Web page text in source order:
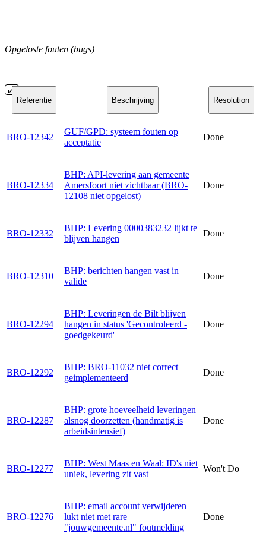
Opgeloste fouten (bugs)
Referentie Beschrijving Resolution
BRO-12342
GUF/GPD: systeem fouten op
acceptatie
Done
BRO-12334
BHP: API-levering aan gemeente
Amersfoort niet zichtbaar (BRO-
12108 niet opgelost)
Done
BRO-12332
BHP: Levering 0000383232 lijkt te
blijven hangen
Done
BRO-12310
BHP: berichten hangen vast in
valide
Done
BRO-12294
BHP: Leveringen de Bilt blijven
hangen in status 'Gecontroleerd -
goedgekeurd'
Done
BRO-12292
BHP: BRO-11032 niet correct
geimplementeerd
Done
BRO-12287
BHP: grote hoeveelheid leveringen
alsnog doorzetten (handmatig is
arbeidsintensief)
Done
BRO-12277
BHP: West Maas en Waal: ID's niet
uniek, levering zit vast
Won't Do
BRO-12276
BHP: email account verwijderen
lukt niet met rare
"jouwgemeente.nl" foutmelding
Done